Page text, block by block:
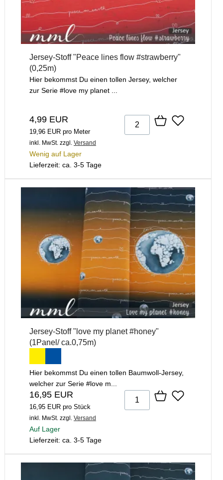
Jersey-Stoff "Peace lines flow #strawberry"
(0,25m)
Hier bekommst Du einen tollen Jersey, welcher
zur Serie #love my planet ...
4,99 EUR
19,96 EUR pro Meter
inkl. MwSt. zzgl. Versand
Wenig auf Lager
Lieferzeit: ca. 3-5 Tage
Jersey-Stoff "love my planet #honey"
(1Panel/ ca.0,75m)
Hier bekommst Du einen tollen Baumwoll-Jersey,
welcher zur Serie #love m...
16,95 EUR
16,95 EUR pro Stück
inkl. MwSt. zzgl. Versand
Auf Lager
Lieferzeit: ca. 3-5 Tage